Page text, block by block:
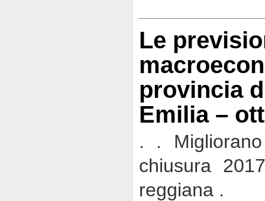
Le
provincia
Emilia –
. .
chiusura
reggiana .